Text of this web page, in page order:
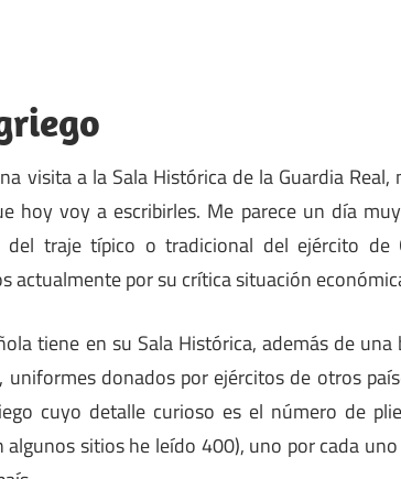
visita a la Sala Histórica de la Guardia
hoy voy a escribirles. Me parece un día
traje típico o tradicional del ejército de
actualmente por su crítica situación
tiene en su Sala Histórica, además de
uniformes donados por ejércitos de otros
cuyo detalle curioso es el número de
sitios he leído 400), uno por cada